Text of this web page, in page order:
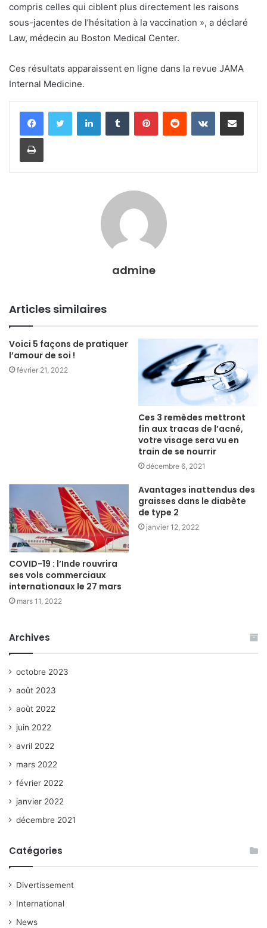
compris celles qui ciblent plus directement les raisons
sous-jacentes de l’hésitation à la vaccination », a déclaré
Law, médecin au Boston Medical Center.
Ces résultats apparaissent en ligne dans la revue JAMA
Internal Medicine.
LinkedinTumblr PinterestReddit VKontaktePartager par email
Imprimer
admine
Articles similaires
Voici 5 façons de pratiquer
l’amour de soi !
février 21, 2022
Ces 3 remèdes mettront
fin aux tracas de l’acné,
votre visage sera vu en
train de se nourrir
décembre 6, 2021
COVID-19 : l’Inde rouvrira
ses vols commerciaux
internationaux le 27 mars
mars 11, 2022
Avantages inattendus des
graisses dans le diabète
de type 2
janvier 12, 2022
Archives
octobre 2023
août 2023
août 2022
juin 2022
avril 2022
mars 2022
février 2022
janvier 2022
décembre 2021
Catégories
Divertissement
International
News